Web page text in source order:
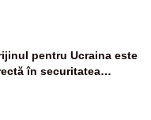
pentru Ucraina este
în securitatea
și a întregii regiuni